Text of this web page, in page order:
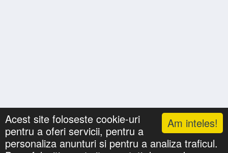
Am inteles!
Acest site foloseste cookie-uri
pentru a oferi servicii, pentru a
personaliza anunturi si pentru a analiza traficul.
Lista cu nume Căutari
Zile Onomastice
Confidentialitate Gif-uri Animate